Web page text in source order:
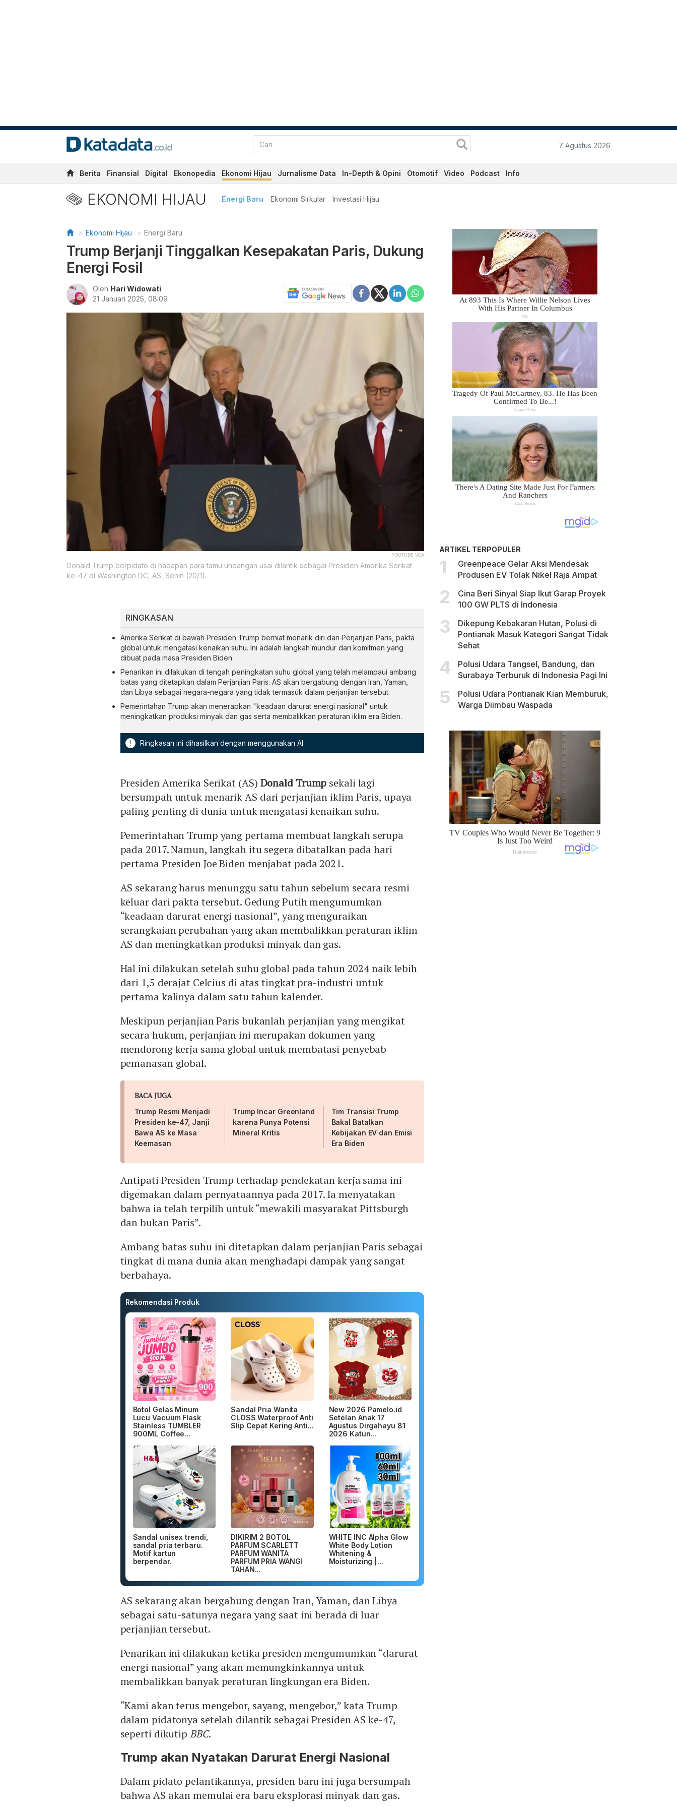
7 Agustus 2026
Berita Finansial Digital Ekonopedia Ekonomi Hijau Jurnalisme Data In-Depth & Opini Otomotif Video Podcast Info
EKONOMI HIJAU Energi Baru Ekonomi Sirkular Investasi Hijau
Ekonomi Hijau Energi Baru
Trump Berjanji Tinggalkan Kesepakatan Paris, Dukung
Energi Fosil
Oleh Hari Widowati
21 Januari 2025, 08:09
YOUTUBE VOA
Donald Trump berpidato di hadapan para tamu undangan usai dilantik sebagai Presiden Amerika Serikat
ke-47 di Washington DC, AS, Senin (20/1).
RINGKASAN
Amerika Serikat di bawah Presiden Trump berniat menarik diri dari Perjanjian Paris, pakta
global untuk mengatasi kenaikan suhu. Ini adalah langkah mundur dari komitmen yang
dibuat pada masa Presiden Biden.
Penarikan ini dilakukan di tengah peningkatan suhu global yang telah melampaui ambang
batas yang ditetapkan dalam Perjanjian Paris. AS akan bergabung dengan Iran, Yaman,
dan Libya sebagai negara-negara yang tidak termasuk dalam perjanjian tersebut.
Pemerintahan Trump akan menerapkan "keadaan darurat energi nasional" untuk
meningkatkan produksi minyak dan gas serta membalikkan peraturan iklim era Biden.
! Ringkasan ini dihasilkan dengan menggunakan AI
Presiden Amerika Serikat (AS) Donald Trump sekali lagi
bersumpah untuk menarik AS dari perjanjian iklim Paris, upaya
paling penting di dunia untuk mengatasi kenaikan suhu.
Pemerintahan Trump yang pertama membuat langkah serupa
pada 2017. Namun, langkah itu segera dibatalkan pada hari
pertama Presiden Joe Biden menjabat pada 2021.
AS sekarang harus menunggu satu tahun sebelum secara resmi
keluar dari pakta tersebut. Gedung Putih mengumumkan
“keadaan darurat energi nasional”, yang menguraikan
serangkaian perubahan yang akan membalikkan peraturan iklim
AS dan meningkatkan produksi minyak dan gas.
Hal ini dilakukan setelah suhu global pada tahun 2024 naik lebih
dari 1,5 derajat Celcius di atas tingkat pra-industri untuk
pertama kalinya dalam satu tahun kalender.
Meskipun perjanjian Paris bukanlah perjanjian yang mengikat
secara hukum, perjanjian ini merupakan dokumen yang
mendorong kerja sama global untuk membatasi penyebab
pemanasan global.
BACA JUGA
Trump Resmi Menjadi
Presiden ke-47, Janji
Bawa AS ke Masa
Keemasan
Trump Incar Greenland
karena Punya Potensi
Mineral Kritis
Tim Transisi Trump
Bakal Batalkan
Kebijakan EV dan Emisi
Era Biden
Antipati Presiden Trump terhadap pendekatan kerja sama ini
digemakan dalam pernyataannya pada 2017. Ia menyatakan
bahwa ia telah terpilih untuk “mewakili masyarakat Pittsburgh
dan bukan Paris”.
Ambang batas suhu ini ditetapkan dalam perjanjian Paris sebagai
tingkat di mana dunia akan menghadapi dampak yang sangat
berbahaya.
Rekomendasi Produk
Botol Gelas Minum
Lucu Vacuum Flask
Stainless TUMBLER
900ML Coffee...
Sandal Pria Wanita
CLOSS Waterproof Anti
Slip Cepat Kering Anti...
New 2026 Pamelo.id
Setelan Anak 17
Agustus Dirgahayu 81
2026 Katun...
Sandal unisex trendi,
sandal pria terbaru.
Motif kartun
berpendar.
DIKIRIM 2 BOTOL
PARFUM SCARLETT
PARFUM WANITA
PARFUM PRIA WANGI
TAHAN...
WHITE INC Alpha Glow
White Body Lotion
Whitening &
Moisturizing |...
AS sekarang akan bergabung dengan Iran, Yaman, dan Libya
sebagai satu-satunya negara yang saat ini berada di luar
perjanjian tersebut.
Penarikan ini dilakukan ketika presiden mengumumkan “darurat
energi nasional” yang akan memungkinkannya untuk
membalikkan banyak peraturan lingkungan era Biden.
“Kami akan terus mengebor, sayang, mengebor,” kata Trump
dalam pidatonya setelah dilantik sebagai Presiden AS ke-47,
seperti dikutip BBC.
Trump akan Nyatakan Darurat Energi Nasional
Dalam pidato pelantikannya, presiden baru ini juga bersumpah
bahwa AS akan memulai era baru eksplorasi minyak dan gas.
ARTIKEL TERPOPULER
Greenpeace Gelar Aksi Mendesak
Produsen EV Tolak Nikel Raja Ampat
Cina Beri Sinyal Siap Ikut Garap Proyek
100 GW PLTS di Indonesia
Dikepung Kebakaran Hutan, Polusi di
Pontianak Masuk Kategori Sangat Tidak
Sehat
Polusi Udara Tangsel, Bandung, dan
Surabaya Terburuk di Indonesia Pagi Ini
Polusi Udara Pontianak Kian Memburuk,
Warga Diimbau Waspada